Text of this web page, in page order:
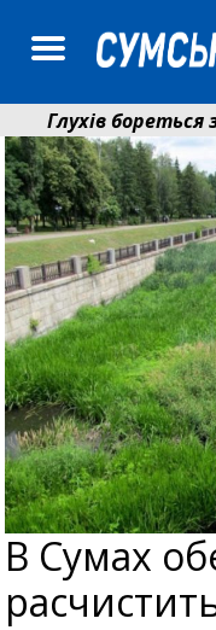
Глухів бореться за
Пенсійний фонд
В Сумах